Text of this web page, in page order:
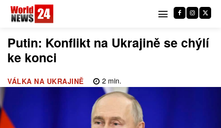
Putin: Konflikt na Ukrajině se chýlí
ke konci
VÁLKA NA UKRAJINĚ 2 min.